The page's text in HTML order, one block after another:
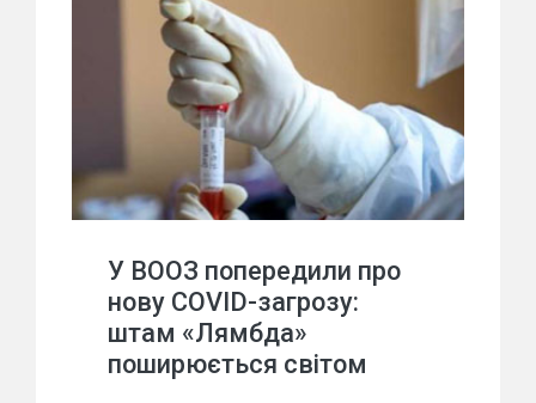
У ВООЗ попередили про
нову COVID-загрозу:
штам «Лямбда»
поширюється світом